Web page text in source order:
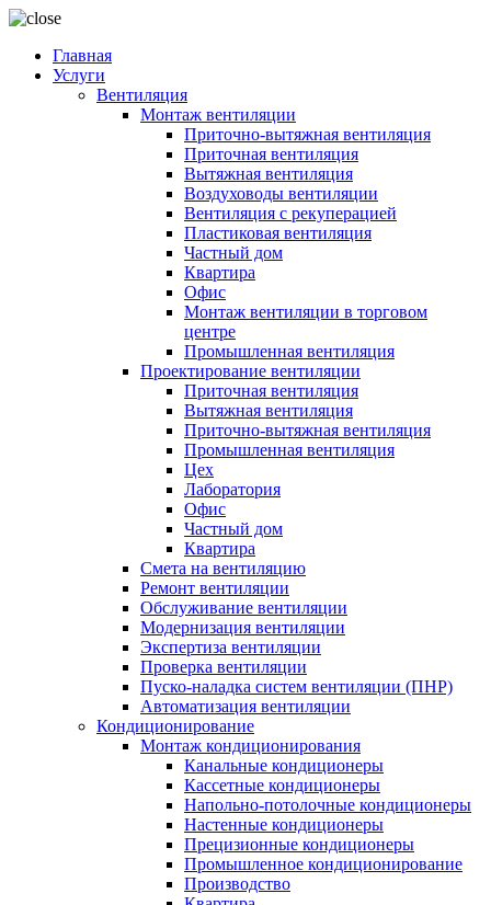
Главная
Услуги
Вентиляция
Монтаж вентиляции
Приточно-вытяжная вентиляция
Приточная вентиляция
Вытяжная вентиляция
Воздуховоды вентиляции
Вентиляция с рекуперацией
Пластиковая вентиляция
Частный дом
Квартира
Офис
Монтаж вентиляции в торговом
центре
Промышленная вентиляция
Проектирование вентиляции
Приточная вентиляция
Вытяжная вентиляция
Приточно-вытяжная вентиляция
Промышленная вентиляция
Цех
Лаборатория
Офис
Частный дом
Квартира
Смета на вентиляцию
Ремонт вентиляции
Обслуживание вентиляции
Модернизация вентиляции
Экспертиза вентиляции
Проверка вентиляции
Пуско-наладка систем вентиляции (ПНР)
Автоматизация вентиляции
Кондиционирование
Монтаж кондиционирования
Канальные кондиционеры
Кассетные кондиционеры
Напольно-потолочные кондиционеры
Настенные кондиционеры
Прецизионные кондиционеры
Промышленное кондиционирование
Производство